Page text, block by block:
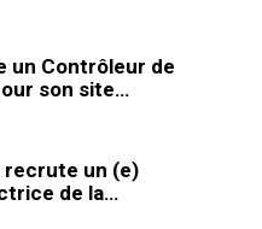
un Contrôleur de
son site…
recrute un (e)
de la…